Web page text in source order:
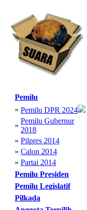
Pemilu
» Pemilu DPR 2024
»
Pemilu Gubernur
2018
» Pilpres 2014
» Calon 2014
» Partai 2014
Pemilu Presiden
Pemilu Legislatif
Pilkada